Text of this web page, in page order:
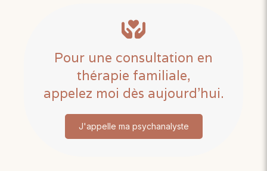
Pour une consultation en
thérapie familiale,
appelez moi dès aujourd’hui.
J'appelle ma psychanalyste